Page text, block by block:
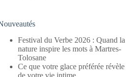
Festival du Verbe 2026 : Quand la
nature inspire les mots à Martres-
Tolosane
Ce que votre glace préférée révèle
de votre vie intime